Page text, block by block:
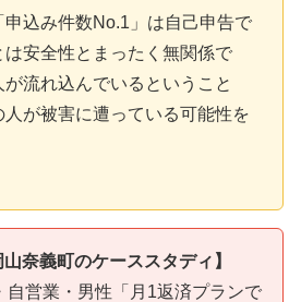
申込み件数No.1」は自己申告で
安全性とまったく無関係で
流れ込んでいるということ
が被害に遭っている可能性を
奈義町のケーススタディ】
自営業・男性「月1返済プランで